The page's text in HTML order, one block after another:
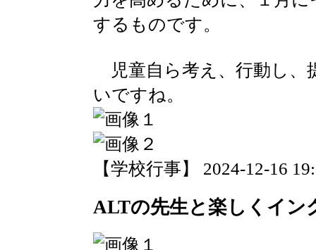
するものです。
児童自ら考え、行動し、
いですね。
【学校行事】 2024-12-16
ALTの先生と楽しくイン